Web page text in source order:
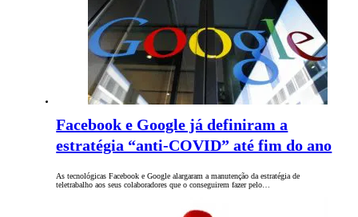
Facebook e Google já definiram a
estratégia “anti-COVID” até fim do ano
As tecnológicas Facebook e Google alargaram a manutenção da estratégia de
teletrabalho aos seus colaboradores que o conseguirem fazer pelo…